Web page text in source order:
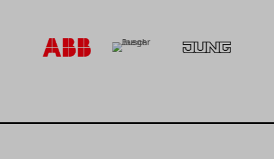
twCookieConsent